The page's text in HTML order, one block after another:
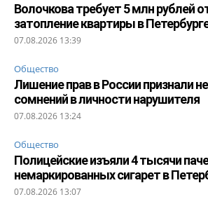
Волочкова требует 5 млн рублей
затопление квартиры в
07.08.2026 13:39
Общество
Лишение прав в России признали
сомнений в личности нарушителя
07.08.2026 13:24
Общество
Полицейские изъяли 4 тысячи
немаркированных сигарет в
07.08.2026 13:07